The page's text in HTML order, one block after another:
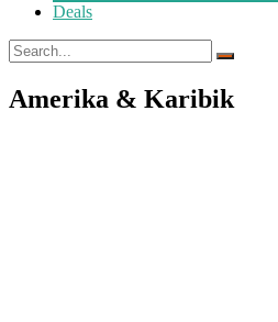
Deals
Amerika & Karibik